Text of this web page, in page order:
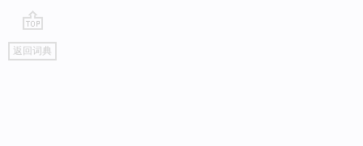
go
top
返回词典